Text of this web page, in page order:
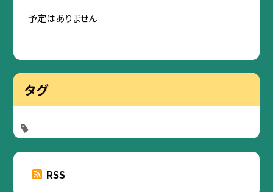
予定はありません
タグ
RSS